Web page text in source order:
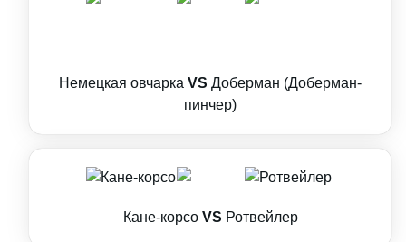
Немецкая овчарка VS Доберман (Доберман-
пинчер)
Кане-корсо VS Ротвейлер